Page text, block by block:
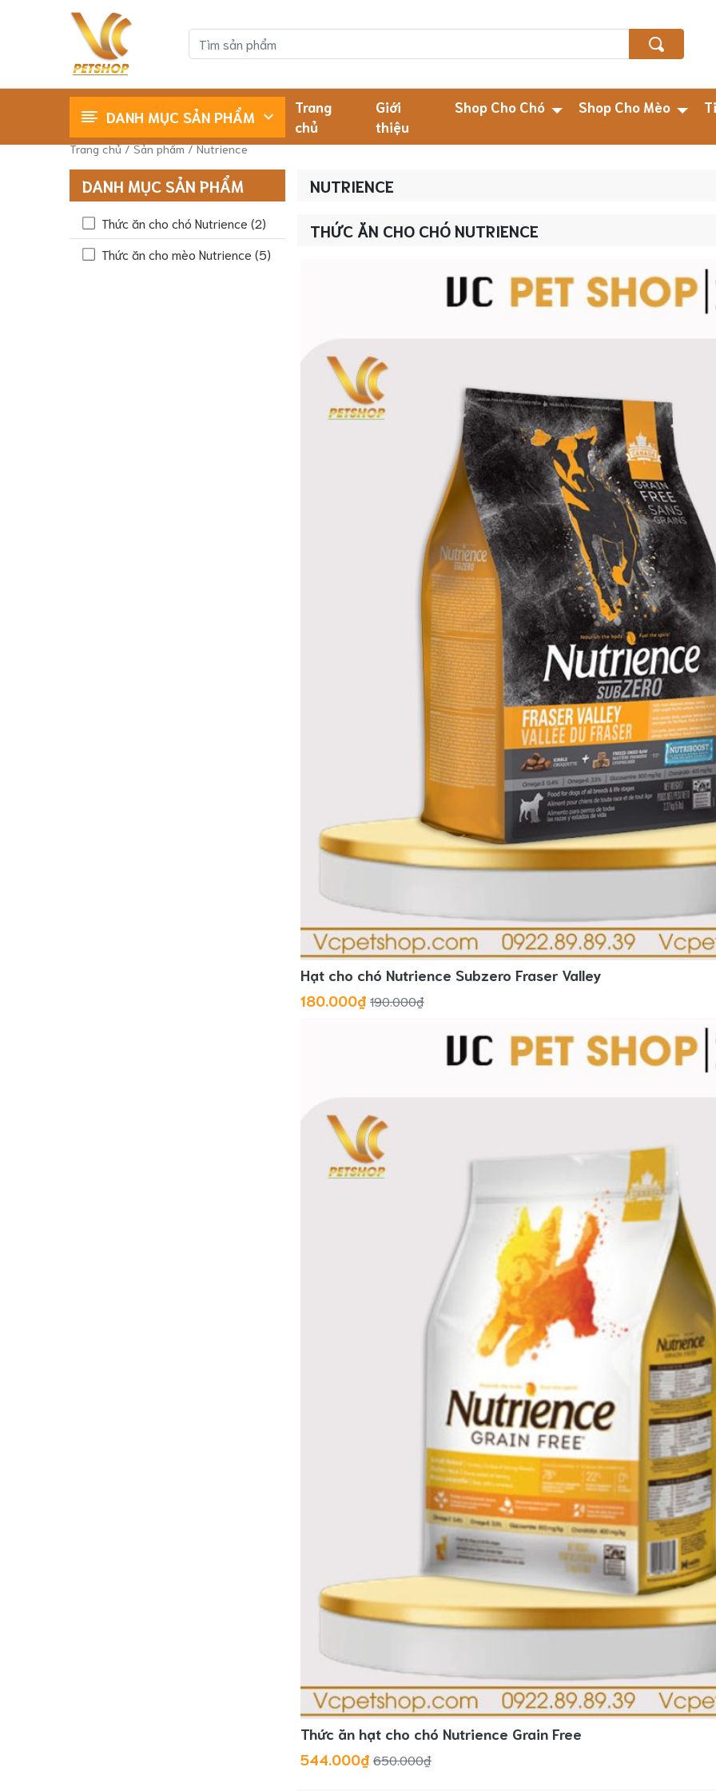
DANH MỤC SẢN PHẨM
Trang
chủ
Giới
thiệu
Shop Cho Chó Shop Cho Mèo
Trang chủ/Sản phẩm/ Nutrience
DANH MỤC SẢN PHẨM
Thức ăn cho chó Nutrience (2)
Thức ăn cho mèo Nutrience (5)
NUTRIENCE
THỨC ĂN CHO CHÓ NUTRIENCE
Hạt cho chó Nutrience Subzero Fraser Valley
180.000₫ 190.000₫
Thức ăn hạt cho chó Nutrience Grain Free
544.000₫ 650.000₫